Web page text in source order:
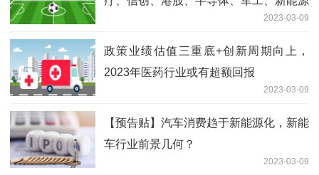
2023-03-09
政策业绩估值三重底+创新周期向上，
2023年医药行业或有超额回报
2023-03-09
【预告贴】汽车消费趋于新能源化，新能
车行业前景几何？
2023-03-09